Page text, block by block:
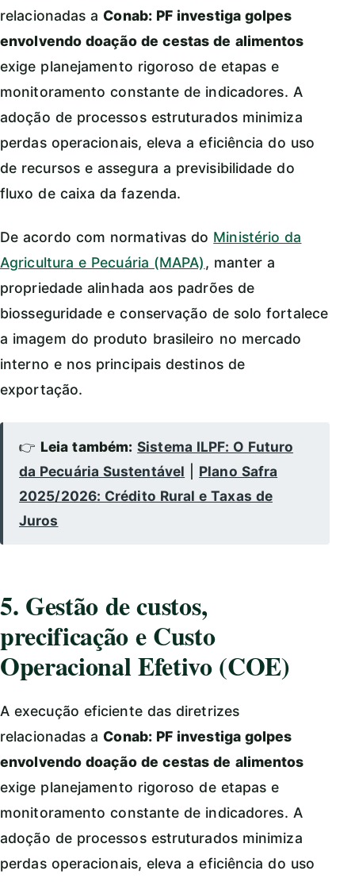
relacionadas aConab: PF investiga golpes
envolvendo doação de cestas de alimentos
exige planejamento rigoroso de etapas e
monitoramento constante de indicadores. A
adoção de processos estruturados minimiza
perdas operacionais, eleva a eficiência do uso
de recursos e assegura a previsibilidade do
fluxo de caixa da fazenda.
De acordo com normativas do Ministério da
Agricultura e Pecuária (MAPA), manter a
propriedade alinhada aos padrões de
biosseguridade e conservação de solo fortalece
a imagem do produto brasileiro no mercado
interno e nos principais destinos de
exportação.
👉 Leia também: Sistema ILPF: O Futuro
da Pecuária Sustentável
Plano Safra
2025/2026: Crédito Rural e Taxas de
Juros
5. Gestão de custos,
precificação e Custo
Operacional Efetivo (COE)
A execução eficiente das diretrizes
relacionadas aConab: PF investiga golpes
envolvendo doação de cestas de alimentos
exige planejamento rigoroso de etapas e
monitoramento constante de indicadores. A
adoção de processos estruturados minimiza
perdas operacionais, eleva a eficiência do uso